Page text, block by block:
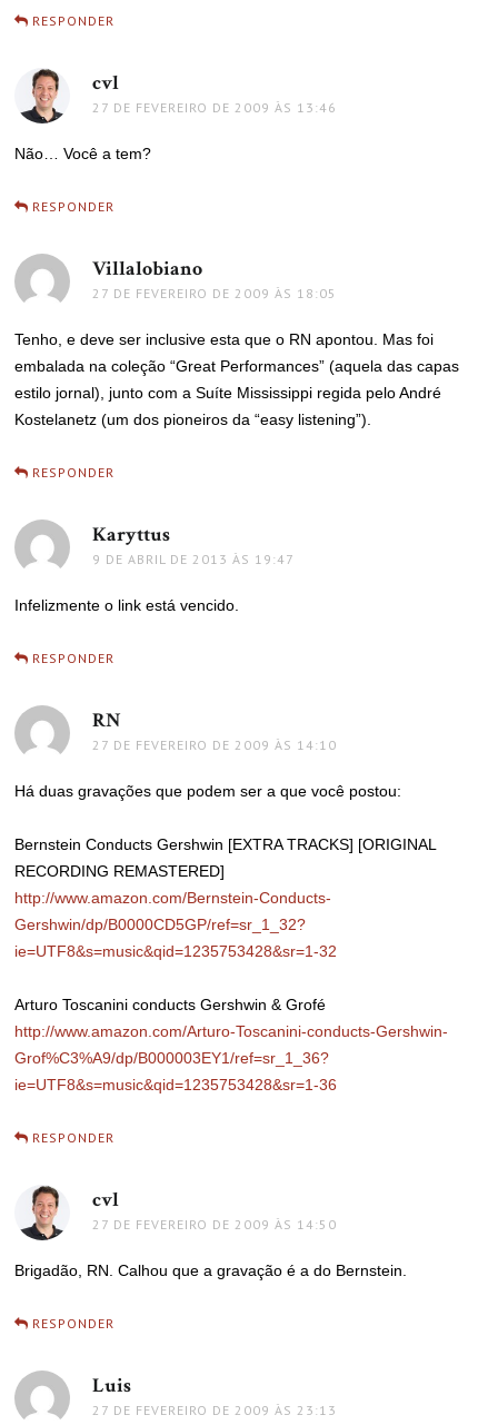
RESPONDER
cvl
27 DE FEVEREIRO DE 2009 ÀS 13:46
Não… Você a tem?
RESPONDER
Villalobiano
27 DE FEVEREIRO DE 2009 ÀS 18:05
Tenho, e deve ser inclusive esta que o RN apontou. Mas foi
embalada na coleção “Great Performances” (aquela das capas
estilo jornal), junto com a Suíte Mississippi regida pelo André
Kostelanetz (um dos pioneiros da “easy listening”).
RESPONDER
Karyttus
9 DE ABRIL DE 2013 ÀS 19:47
Infelizmente o link está vencido.
RESPONDER
RN
27 DE FEVEREIRO DE 2009 ÀS 14:10
Há duas gravações que podem ser a que você postou:
Bernstein Conducts Gershwin [EXTRA TRACKS] [ORIGINAL
RECORDING REMASTERED]
http://www.amazon.com/Bernstein-Conducts-
Gershwin/dp/B0000CD5GP/ref=sr_1_32?
ie=UTF8&s=music&qid=1235753428&sr=1-32
Arturo Toscanini conducts Gershwin & Grofé
http://www.amazon.com/Arturo-Toscanini-conducts-Gershwin-
Grof%C3%A9/dp/B000003EY1/ref=sr_1_36?
ie=UTF8&s=music&qid=1235753428&sr=1-36
RESPONDER
cvl
27 DE FEVEREIRO DE 2009 ÀS 14:50
Brigadão, RN. Calhou que a gravação é a do Bernstein.
RESPONDER
Luis
27 DE FEVEREIRO DE 2009 ÀS 23:13